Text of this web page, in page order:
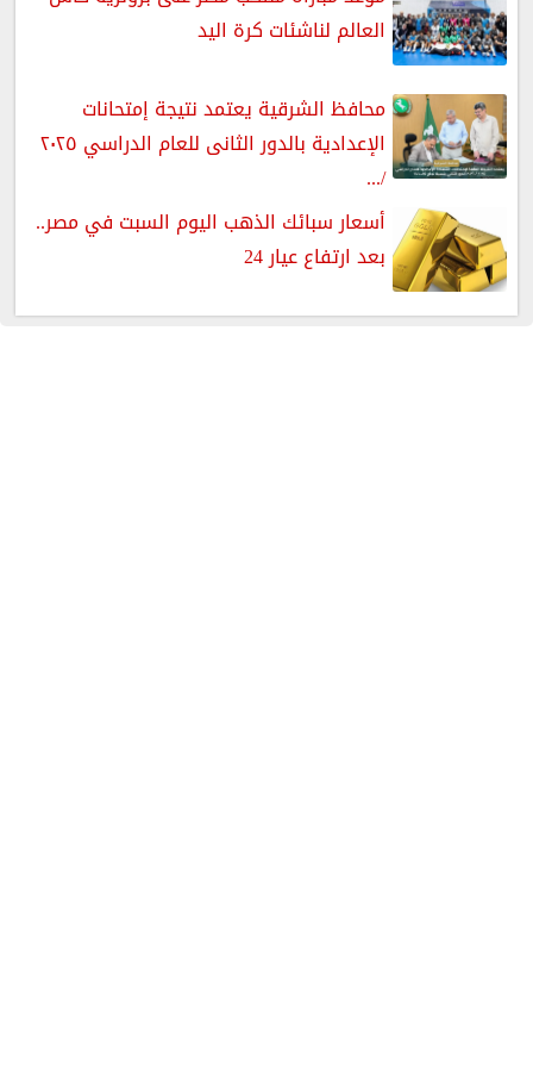
العالم لناشئات كرة اليد
محافظ الشرقية يعتمد نتيجة إمتحانات
الإعدادية بالدور الثانى للعام الدراسي ٢٠٢٥
/...
أسعار سبائك الذهب اليوم السبت في مصر..
بعد ارتفاع عيار 24